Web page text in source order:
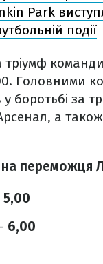
Park
події
тріумф
Головними
боротьбі за
а
переможця
5,00
6,00